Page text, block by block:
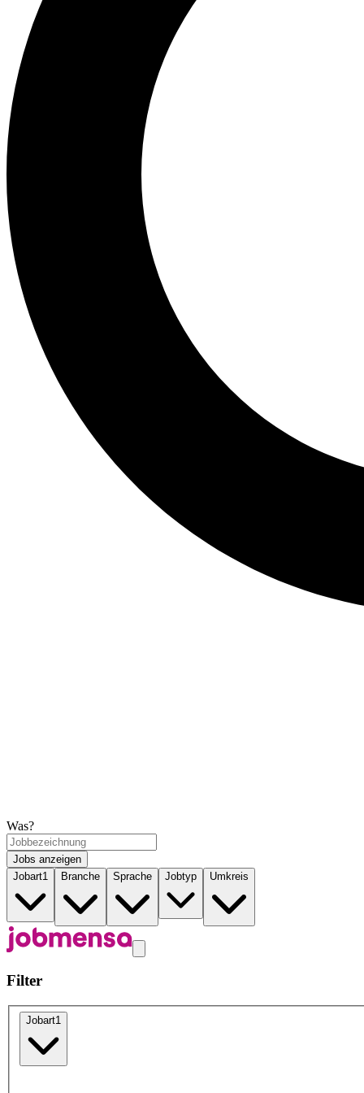
Was?
Jobs anzeigen
Jobart1 Branche Sprache Jobtyp Umkreis
Filter
Jobart1